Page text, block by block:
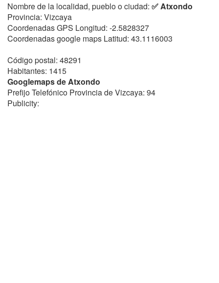
Nombre de la localidad, pueblo o ciudad: ✅ Atxondo
Provincia: Vizcaya
Coordenadas GPS Longitud: -2.5828327
Coordenadas google maps Latitud: 43.1116003
Código postal: 48291
Habitantes: 1415
Googlemaps de Atxondo
Prefijo Telefónico Provincia de Vizcaya: 94
Publicity: